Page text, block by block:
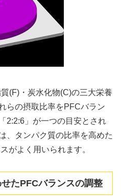
(F)・炭水化物(C)の三大栄養
らの摂取比率をPFCバラン
2:2:6」が一つの目安とされ
、タンパク質の比率を高めた
がよく用いられます。
たPFCバランスの調整